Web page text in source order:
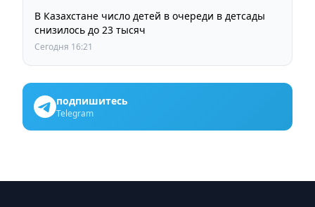
В Казахстане число детей в очереди в детсады
снизилось до 23 тысяч
Сегодня 16:21
подпишитесь
Telegram